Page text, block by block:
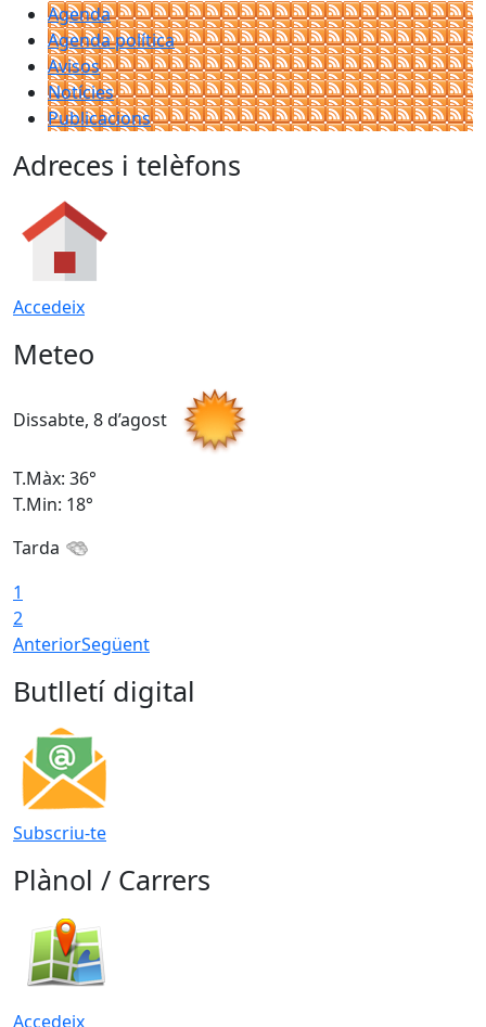
Agenda
Agenda política
Avisos
Notícies
Publicacions
Adreces i telèfons
Accedeix
Meteo
Dissabte, 8 d’agost
T.Màx: 36°
T.Min: 18°
Tarda
1
2
AnteriorSegüent
Butlletí digital
Subscriu-te
Plànol / Carrers
Accedeix